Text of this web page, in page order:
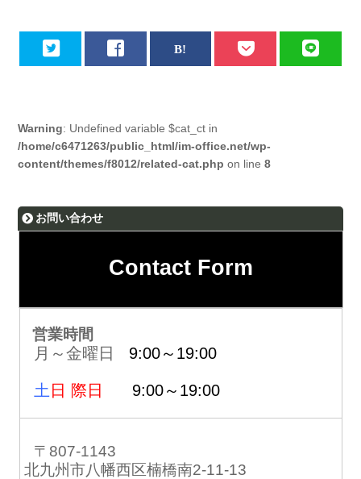
Warning: Undefined variable $cat_ct in
/home/c6471263/public_html/im-office.net/wp-
content/themes/f8012/related-cat.php on line8
お問い合わせ
Contact Form
営業時間
月～金曜日 9:00～19:00
土 日 際日 9:00～19:00
〒807-1143
北九州市八幡西区楠橋南2-11-13